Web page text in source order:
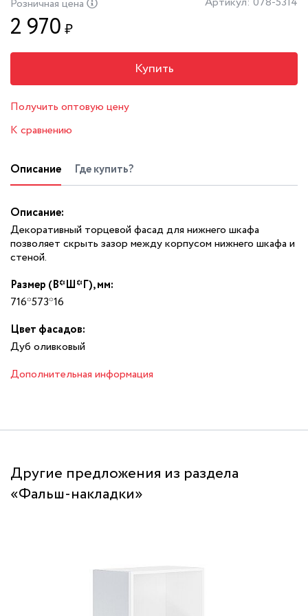
Розничная цена
2 970 ₽
Купить
Получить оптовую цену
К сравнению
Описание Где купить?
Описание:
Декоративный торцевой фасад для нижнего шкафа
позволяет скрыть зазор между корпусом нижнего шкафа и
стеной.
Размер (В*Ш*Г), мм:
716*573*16
Цвет фасадов:
Дуб оливковый
Дополнительная информация
Другие предложения из раздела
«Фальш-накладки»